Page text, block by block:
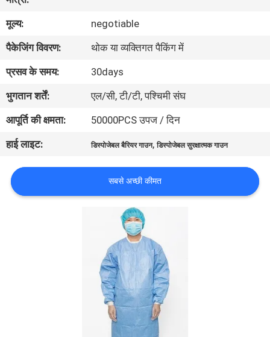
गुणवत्ता
नियंत्रण
संपर्क
करें
समाचार
मूल्य:
negotiable
पैकेजिंग विवरण:
थोक या व्यक्तिगत पैकिंग में
प्रसव के समय:
30days
भुगतान शर्तें:
एल/सी, टी/टी, पश्चिमी संघ
आपूर्ति की क्षमता:
50000PCS उपज / दिन
हाई लाइट:
डिस्पोजेबल बैरियर गाउन,डिस्पोजेबल सुरक्षात्मक गाउन
सबसे अच्छी कीमत